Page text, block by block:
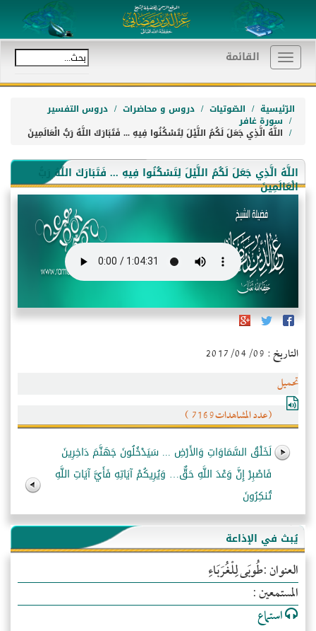
Toggle
navigation
القائمة
الرّئيسية الصّوتيات دروس و محاضرات دروس التفسير
سورة غافر
اللَّهُ الَّذِي جَعَلَ لَكُمُ اللَّيْلَ لِتَسْكُنُوا فِيهِ ... فَتَبَارَكَ اللَّهُ رَبُّ الْعَالَمِينَ
اللَّهُ الَّذِي جَعَلَ لَكُمُ اللَّيْلَ لِتَسْكُنُوا فِيهِ ... فَتَبَارَكَ اللَّهُ رَبُّ
الْعَالَمِينَ
التاريخ : 2017/04/09
تحميل
(عدد المشاهدات7169 )
لَخَلْقُ السَّمَاوَاتِ وَالأَرْضِ ... سَيَدْخُلُونَ جَهَنَّمَ دَاخِرِينَ
فَاصْبِرْ إِنَّ وَعْدَ اللَّهِ حَقٌّ… وَيُرِيكُمْ آيَاتِهِ فَأَيَّ آيَاتِ اللَّهِ
تُنكِرُونَ
يُبث في الإذاعة
العنوان :طُوبَى لِلْغُرَبَاءِ
المستمعين :
استماع